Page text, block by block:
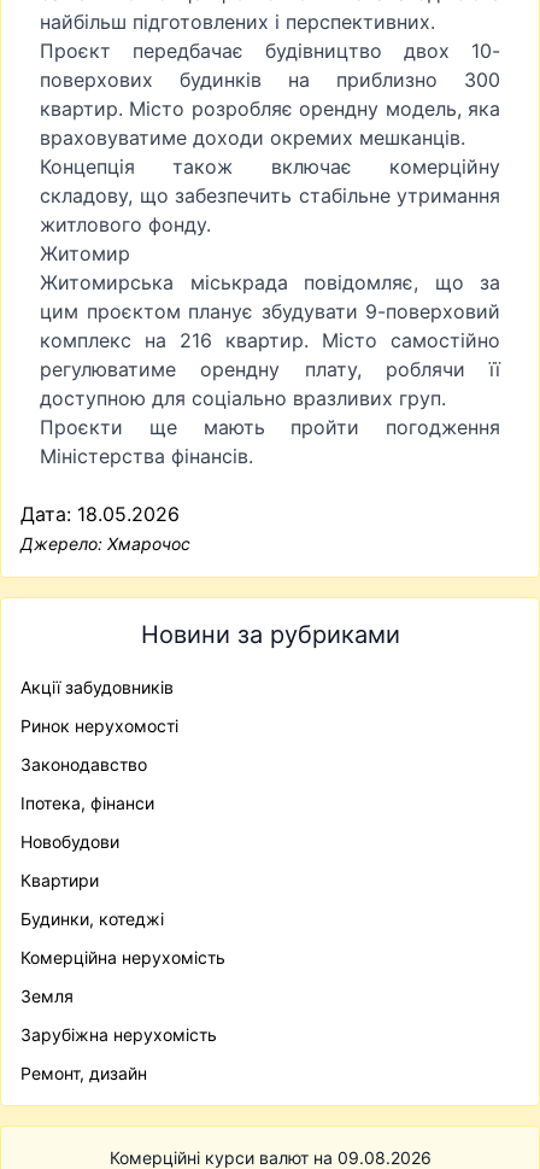
найбільш підготовлених і перспективних.
Проєкт передбачає будівництво двох 10-
поверхових будинків на приблизно 300
квартир. Місто розробляє орендну модель, яка
враховуватиме доходи окремих мешканців.
Концепція також включає комерційну
складову, що забезпечить стабільне утримання
житлового фонду.
Житомир
Житомирська міськрада повідомляє, що за
цим проєктом планує збудувати 9-поверховий
комплекс на 216 квартир. Місто самостійно
регулюватиме орендну плату, роблячи її
доступною для соціально вразливих груп.
Проєкти ще мають пройти погодження
Міністерства фінансів.
Дата: 18.05.2026
Джерело: Хмарочос
Новини за рубриками
Акції забудовників
Ринок нерухомості
Законодавство
Іпотека, фінанси
Новобудови
Квартири
Будинки, котеджі
Комерційна нерухомість
Земля
Зарубіжна нерухомість
Ремонт, дизайн
Комерційні курси валют на 09.08.2026